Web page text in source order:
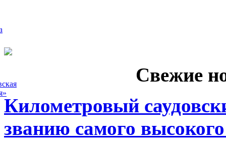
Свежие
Километровый
званию самого